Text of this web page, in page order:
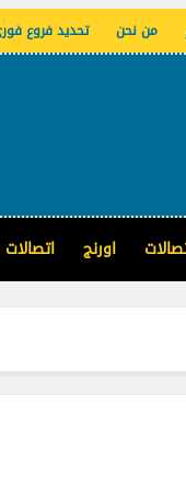
من نحن تحديد فروع
اورنج اتصالات